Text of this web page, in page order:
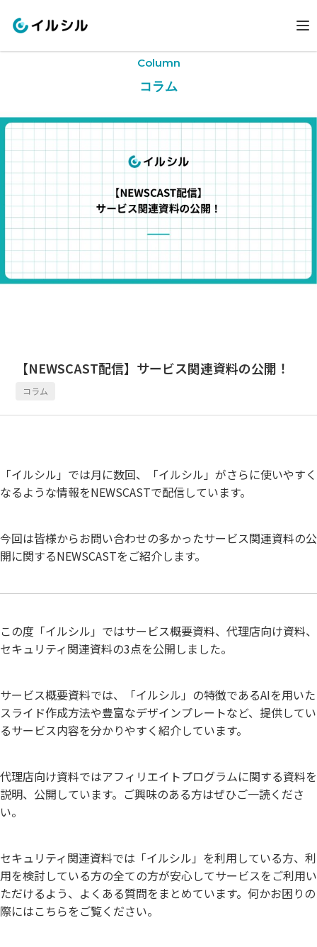
Column
コラム
【NEWSCAST配信】サービス関連資料の公開！
コラム
「イルシル」では月に数回、「イルシル」がさらに使いやすく
なるような情報をNEWSCASTで配信しています。
今回は皆様からお問い合わせの多かったサービス関連資料の公
開に関するNEWSCASTをご紹介します。
この度「イルシル」ではサービス概要資料、代理店向け資料、
セキュリティ関連資料の3点を公開しました。
サービス概要資料では、「イルシル」の特徴であるAIを用いた
スライド作成方法や豊富なデザインプレートなど、提供してい
るサービス内容を分かりやすく紹介しています。
代理店向け資料ではアフィリエイトプログラムに関する資料を
説明、公開しています。ご興味のある方はぜひご一読くださ
い。
セキュリティ関連資料では「イルシル」を利用している方、利
用を検討している方の全ての方が安心してサービスをご利用い
ただけるよう、よくある質問をまとめています。何かお困りの
際にはこちらをご覧ください。